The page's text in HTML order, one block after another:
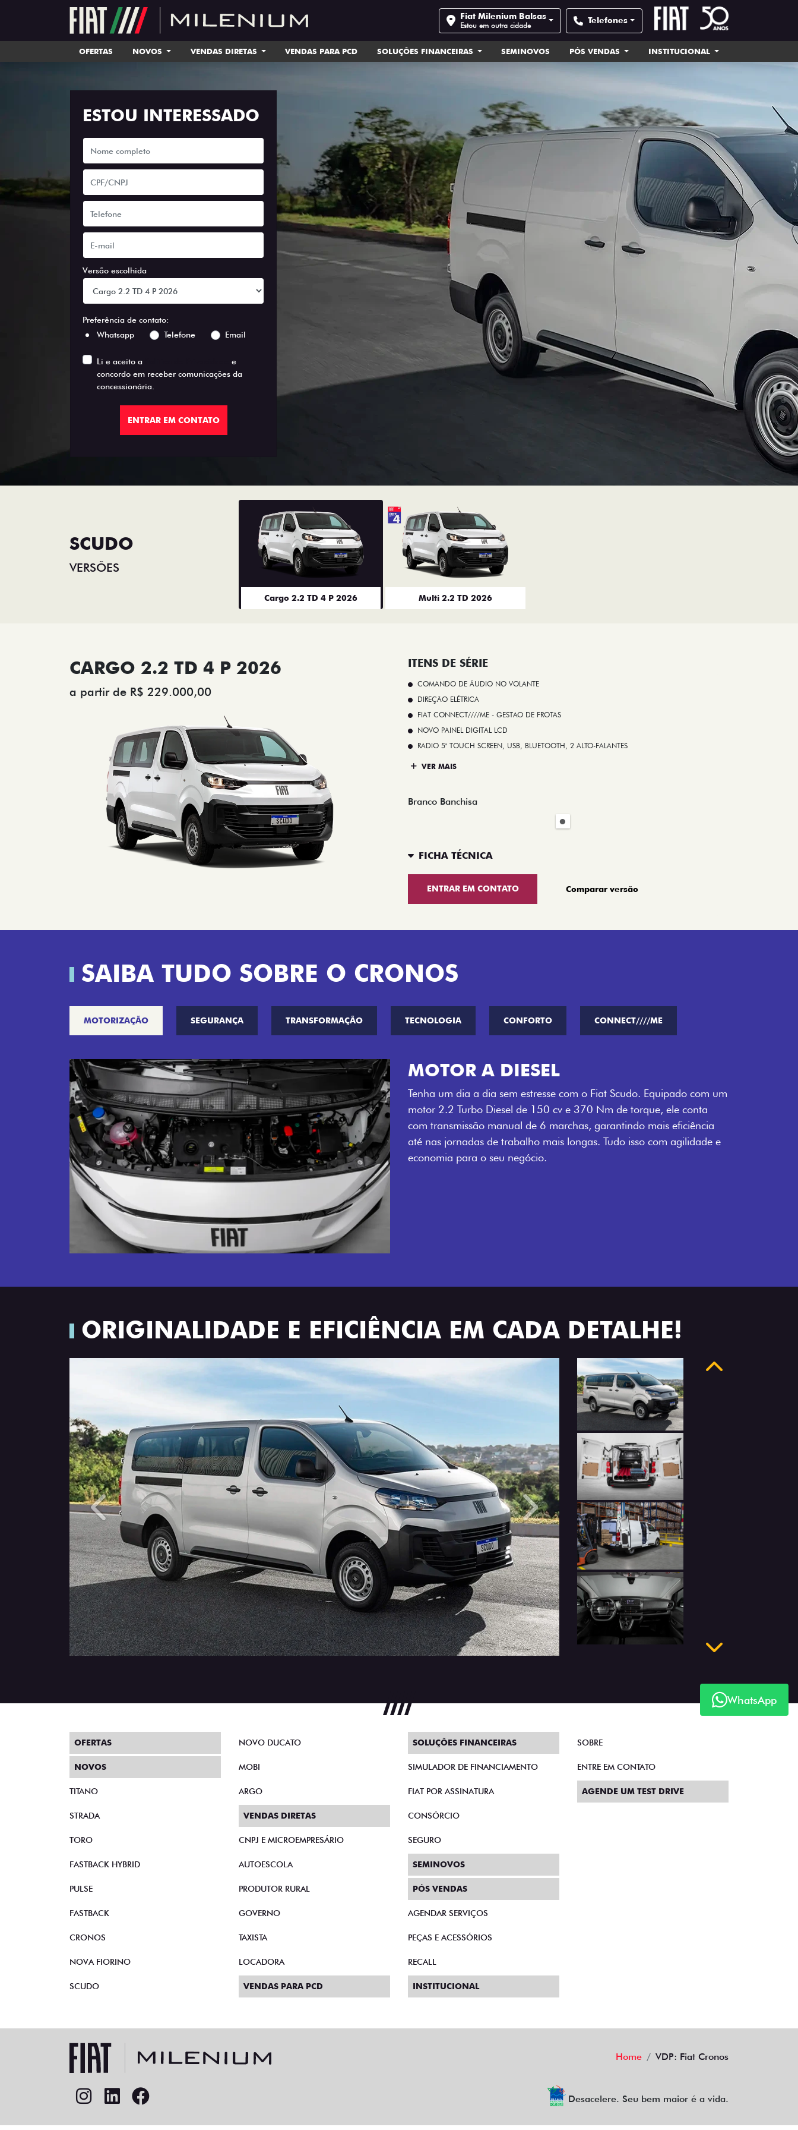
Fiat Milenium Balsas
Estou em outra cidade Telefones
OFERTAS NOVOS VENDAS DIRETAS VENDAS PARA PCD SOLUÇÕES FINANCEIRAS SEMINOVOS PÓS VENDAS INSTITUCIONAL
ESTOU INTERESSADO
Versão escolhida
Preferência de contato:
Whatsapp
Telefone Email
Li e aceito a
e
concordo em receber comunicações da
concessionária.
ENTRAR EM CONTATO
SCUDO
VERSÕES
Cargo 2.2 TD 4 P 2026 Multi 2.2 TD 2026
CARGO 2.2 TD 4 P 2026
a partir de R$ 229.000,00
ITENS DE SÉRIE
COMANDO DE ÁUDIO NO VOLANTE
DIREÇÃO ELÉTRICA
FIAT CONNECT////ME - GESTAO DE FROTAS
NOVO PAINEL DIGITAL LCD
RADIO 5" TOUCH SCREEN, USB, BLUETOOTH, 2 ALTO-FALANTES
VER MAIS
Branco Banchisa
FICHA TÉCNICA
ENTRAR EM CONTATO Comparar versão
SAIBA TUDO SOBRE O CRONOS
MOTORIZAÇÃO SEGURANÇA TRANSFORMAÇÃO TECNOLOGIA CONFORTO CONNECT////ME
MOTOR A DIESEL
Tenha um dia a dia sem estresse com o Fiat Scudo. Equipado com um
motor 2.2 Turbo Diesel de 150 cv e 370 Nm de torque, ele conta
com transmissão manual de 6 marchas, garantindo mais eficiência
até nas jornadas de trabalho mais longas. Tudo isso com agilidade e
economia para o seu negócio.
ORIGINALIDADE E EFICIÊNCIA EM CADA DETALHE!
Anterior Próximo
Anterior
WhatsApp
OFERTAS
NOVOS
TITANO
STRADA
TORO
FASTBACK HYBRID
PULSE
FASTBACK
CRONOS
NOVA FIORINO
SCUDO
NOVO DUCATO
MOBI
ARGO
VENDAS DIRETAS
CNPJ E MICROEMPRESÁRIO
AUTOESCOLA
PRODUTOR RURAL
GOVERNO
TAXISTA
LOCADORA
VENDAS PARA PCD
SOLUÇÕES FINANCEIRAS
SIMULADOR DE FINANCIAMENTO
FIAT POR ASSINATURA
CONSÓRCIO
SEGURO
SEMINOVOS
PÓS VENDAS
AGENDAR SERVIÇOS
PEÇAS E ACESSÓRIOS
RECALL
INSTITUCIONAL
SOBRE
ENTRE EM CONTATO
AGENDE UM TEST DRIVE
Home VDP: Fiat Cronos
Desacelere. Seu bem maior é a vida.